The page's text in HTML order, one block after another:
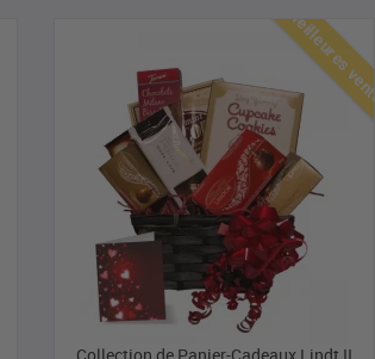
Meilleures ventes